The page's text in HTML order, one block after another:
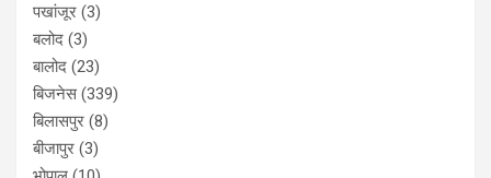
पखांजूर (3)
बलोद (3)
बालोद (23)
बिजनेस(339)
बिलासपुर (8)
बीजापुर (3)